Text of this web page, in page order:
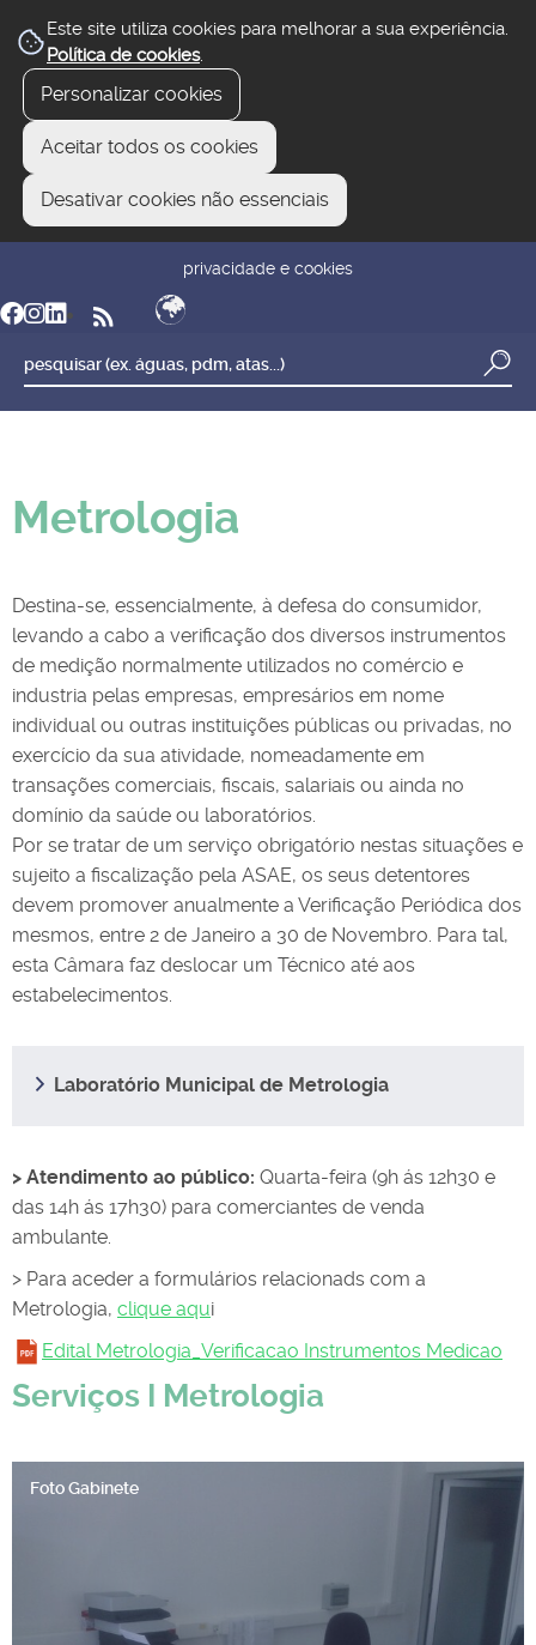
Este site utiliza cookies para melhorar a sua experiência.
Política de cookies.
Personalizar cookies
Aceitar todos os cookies
Desativar cookies não essenciais
privacidade e cookies
Metrologia
Destina-se, essencialmente, à defesa do consumidor,
levando a cabo a verificação dos diversos instrumentos
de medição normalmente utilizados no comércio e
industria pelas empresas, empresários em nome
individual ou outras instituições públicas ou privadas, no
exercício da sua atividade, nomeadamente em
transações comerciais, fiscais, salariais ou ainda no
domínio da saúde ou laboratórios.
Por se tratar de um serviço obrigatório nestas situações e
sujeito a fiscalização pela ASAE, os seus detentores
devem promover anualmente a Verificação Periódica dos
mesmos, entre 2 de Janeiro a 30 de Novembro. Para tal,
esta Câmara faz deslocar um Técnico até aos
estabelecimentos.
Laboratório Municipal de Metrologia
> Atendimento ao público: Quarta-feira (9h ás 12h30 e
das 14h ás 17h30) para comerciantes de venda
ambulante.
> Para aceder a formulários relacionads com a
Metrologia, clique aqui
Edital Metrologia_Verificacao Instrumentos Medicao
Serviços I Metrologia
Foto Gabinete